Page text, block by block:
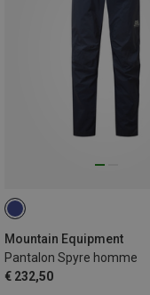
Mountain Equipment
Pantalon Spyre homme
€ 232,50
S